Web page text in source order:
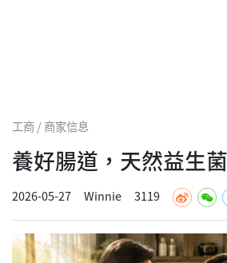
工商 / 商家信息
養好腸道，天然益生
2026-05-27 Winnie 3119